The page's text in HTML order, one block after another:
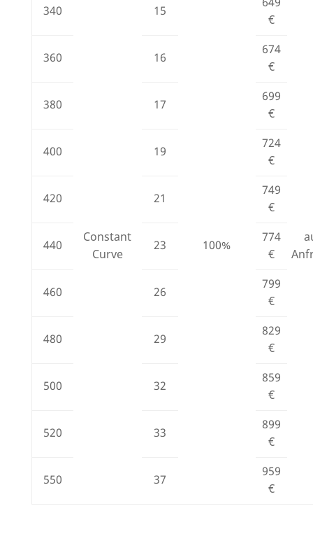
340
Constant
Curve
15
100%
€
360 16
674
€
380 17
699
€
400 19
724
€
420 21
749
€
440 23
774
€
460 26
799
€
480 29
829
€
500 32
859
€
520 33
899
€
550 37
959
€